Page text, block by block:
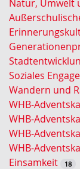
t
-
S
u
c
h
e
Natur, Umwelt
Soziales
Wandern und
WHB-
WHB-
WHB-
WHB-
Einsamkeit 18